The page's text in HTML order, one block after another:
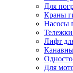
Для
Краны
Насосы
Лифт
Для